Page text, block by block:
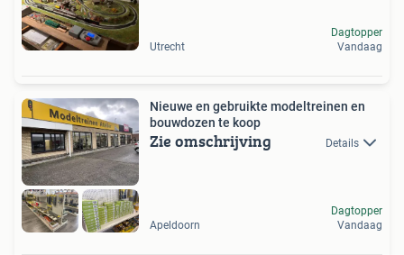
Utrecht
Dagtopper
Vandaag
Nieuwe en gebruikte modeltreinen en
bouwdozen te koop
Zie omschrijving Details
Apeldoorn
Dagtopper
Vandaag